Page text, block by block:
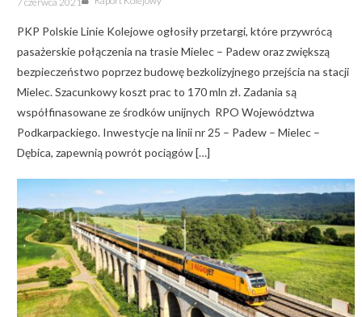
on
PKP Polskie Linie Kolejowe ogłosiły przetargi, które przywrócą
pasażerskie połączenia na trasie Mielec – Padew oraz zwiększą
bezpieczeństwo poprzez budowę bezkolizyjnego przejścia na stacji
Mielec. Szacunkowy koszt prac to 170 mln zł. Zadania są
współfinasowane ze środków unijnych RPO Województwa
Podkarpackiego. Inwestycje na linii nr 25 – Padew – Mielec –
Dębica, zapewnią powrót pociągów […]